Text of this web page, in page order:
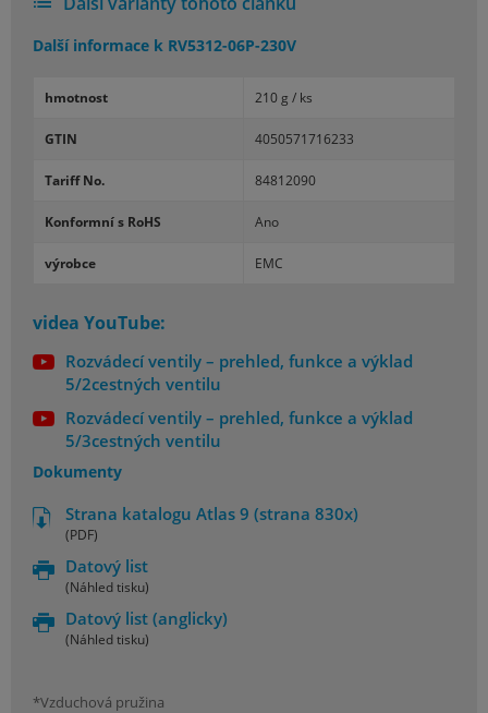
Další informace k RV5312-06P-230V
hmotnost 210 g / ks
GTIN 4050571716233
Tariff No. 84812090
Konformní s RoHS Ano
výrobce EMC
videa YouTube:
Rozvádecí ventily – prehled, funkce a výklad
5/2cestných ventilu
Rozvádecí ventily – prehled, funkce a výklad
5/3cestných ventilu
Dokumenty
Strana katalogu Atlas 9 (strana 830x)
(PDF)
Datový list
(Náhled tisku)
Datový list (anglicky)
(Náhled tisku)
*Vzduchová pružina